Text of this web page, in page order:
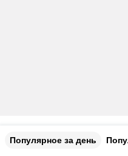
Популярное за день